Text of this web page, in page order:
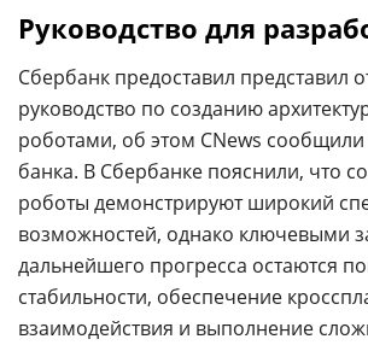
Руководство для
Сбербанк предоставил представил
руководство по созданию
роботами, об этом CNews сообщили
банка. В Сбербанке пояснили, что
роботы демонстрируют широкий
возможностей, однако ключевыми
дальнейшего прогресса остаются
стабильности, обеспечение
взаимодействия и выполнение